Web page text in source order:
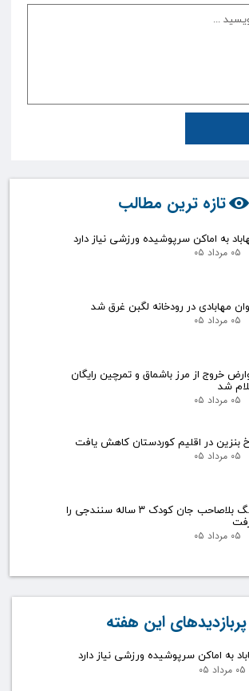
تازه ترین مطالب
به اماکن سرپوشیده ورزشی نیاز دارد
۰۵ مرداد ۰۵
مهابادی در رودخانه لگبن غرق شد
۰۵ مرداد ۰۵
خروج از مرز باشماق و تمرچین رایگان
شد
۰۵ مرداد ۰۵
بنزین در اقلیم کوردستان کاهش یافت
۰۵ مرداد ۰۵
سگ بلاصاحب جان کودک ۳ ساله سنندجی را
۰۵ مرداد ۰۵
به اماکن سرپوشیده ورزشی نیاز دارد
۰۵ مرداد ۰۵
پربازدیدهای این هفته